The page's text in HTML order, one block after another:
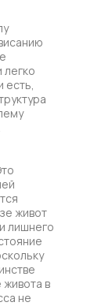
легко
живот
лишнего
живота в
не